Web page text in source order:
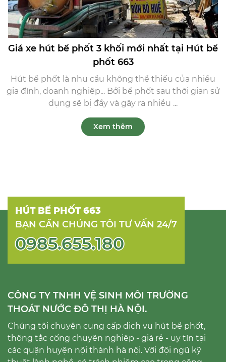
Giá xe hút bể phốt 3 khối mới nhất tại Hút bể
phốt 663
Hút bể phốt là nhu cầu không thể thiếu của nhiều
gia đình, doanh nghiệp... Bởi bể phốt sau thời gian sử
dụng sẽ bị đầy và gây ra nhiều ...
Xem thêm
HÚT BỂ PHỐT 663
BẠN CẦN CHÚNG TÔI TƯ VẤN 24/7
0985.655.180
CÔNG TY TNHH VỆ SINH MÔI TRƯỜNG
THOÁT NƯỚC ĐÔ THỊ HÀ NỘI.
Chúng tôi chuyên cung cấp dịch vụ hút bể phốt,
thông tắc cống chuyên nghiệp - giá rẻ - uy tín tại
các quận huyện nội thành hà nội. Với đội ngũ kỹ